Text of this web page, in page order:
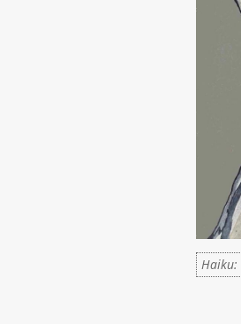
Haiku: